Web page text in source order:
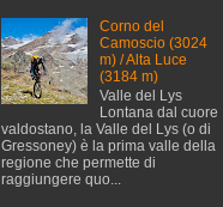
Corno del
Camoscio (3024
m) / Alta Luce
(3184 m)
Valle del Lys
Lontana dal cuore
valdostano, la Valle del Lys (o di
Gressoney) è la prima valle della
regione che permette di
raggiungere quo...